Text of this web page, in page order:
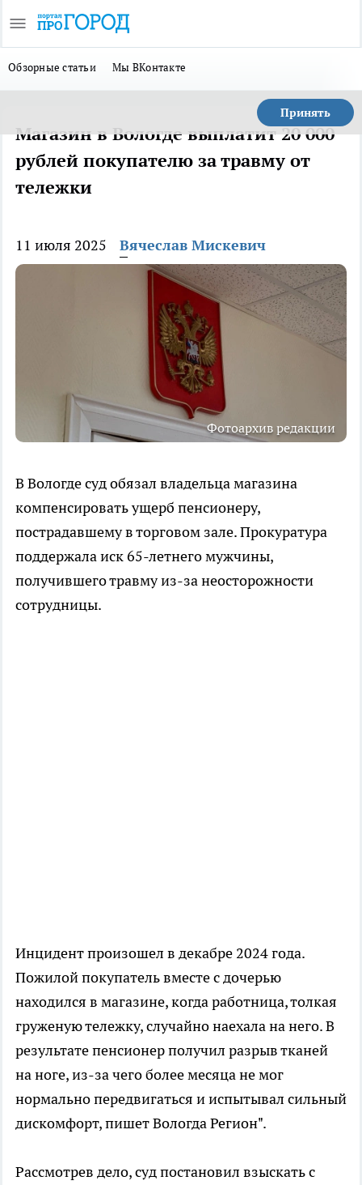
Обзорные статьи Мы ВКонтакте
Принять
Магазин в Вологде выплатит 20 000
рублей покупателю за травму от
тележки
11 июля 2025 Вячеслав Мискевич
Фотоархив редакции
В Вологде суд обязал владельца магазина
компенсировать ущерб пенсионеру,
пострадавшему в торговом зале. Прокуратура
поддержала иск 65-летнего мужчины,
получившего травму из-за неосторожности
сотрудницы.
Инцидент произошел в декабре 2024 года.
Пожилой покупатель вместе с дочерью
находился в магазине, когда работница, толкая
груженую тележку, случайно наехала на него. В
результате пенсионер получил разрыв тканей
на ноге, из-за чего более месяца не мог
нормально передвигаться и испытывал сильный
дискомфорт, пишет Вологда Регион".
Рассмотрев дело, суд постановил взыскать с